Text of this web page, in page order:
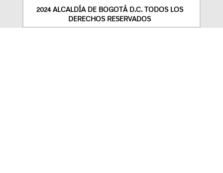
2024 ALCALDÍA DE BOGOTÁ D.C. TODOS LOS
DERECHOS RESERVADOS